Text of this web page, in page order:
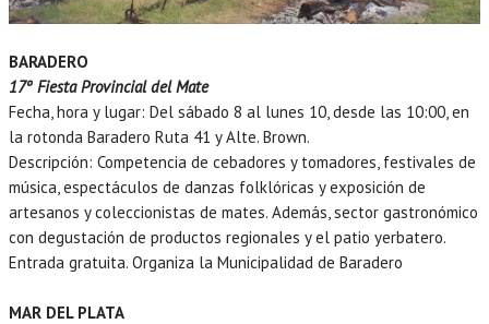
BARADERO
17º Fiesta Provincial del Mate
Fecha, hora y lugar: Del sábado 8 al lunes 10, desde las 10:00, en
la rotonda Baradero Ruta 41 y Alte. Brown.
Descripción: Competencia de cebadores y tomadores, festivales de
música, espectáculos de danzas folklóricas y exposición de
artesanos y coleccionistas de mates. Además, sector gastronómico
con degustación de productos regionales y el patio yerbatero.
Entrada gratuita. Organiza la Municipalidad de Baradero
MAR DEL PLATA